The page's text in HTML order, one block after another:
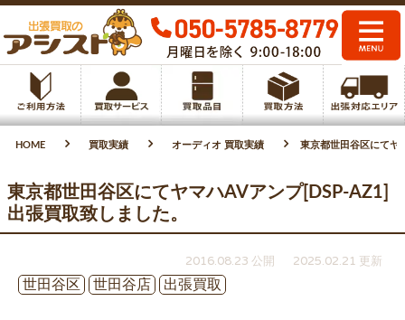
HOME 買取実績 オーディオ 買取実績 東京都世田谷区にてヤ
東京都世田谷区にてヤマハAVアンプ[DSP-AZ1]
出張買取致しました。
2016.08.23 公開
2025.02.21 更新
世田谷区
世田谷店 出張買取